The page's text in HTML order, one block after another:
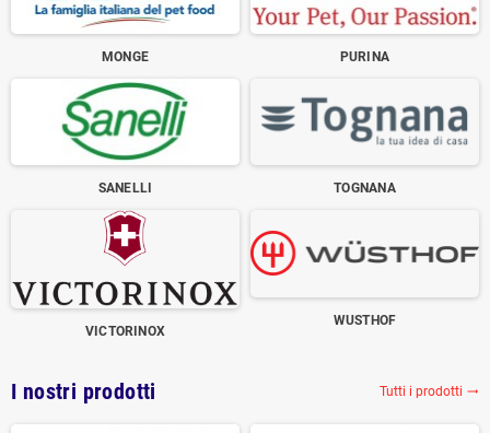
MONGE PURINA
SANELLI TOGNANA
VICTORINOX
WUSTHOF
I nostri prodotti Tutti i prodotti trending_flat